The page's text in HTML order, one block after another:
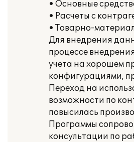
• Основные
• Расчеты с
• Товарно-
Для внедрения
процессе
учета на хорошем
конфигурациями,
Переход на
возможности по
повысилась
Программы
консультации по